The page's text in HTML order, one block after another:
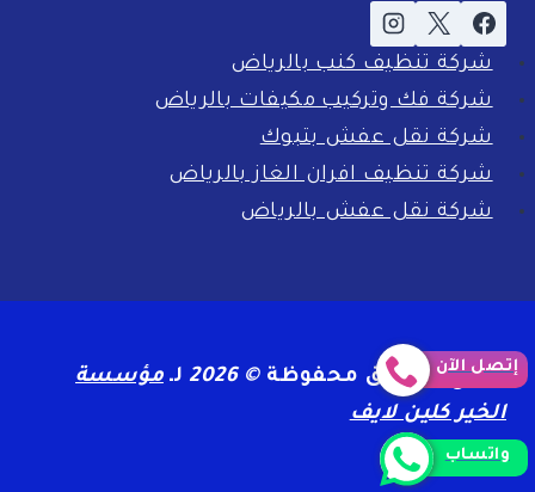
شركة تنظيف كنب بالرياض
شركة فك وتركيب مكيفات بالرياض
شركة نقل عفش بتبوك
شركة تنظيف افران الغاز بالرياض
شركة نقل عفش بالرياض
جميع الحقوق محفوظة© 2026 لـمؤسسة
الخير كلين لايف
إتصل الآن
واتساب